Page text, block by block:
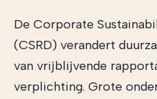
De Corporate
(CSRD) verandert
van vrijblijvende
verplichting. Grote